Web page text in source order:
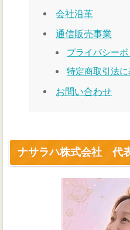
会社沿革
通信販売事業
プライバシーポ
特定商取引法
お問い合わせ
ナサラハ株式会社 代